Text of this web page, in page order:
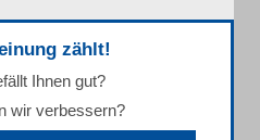
zählt!
Ihnen gut?
wir verbessern?